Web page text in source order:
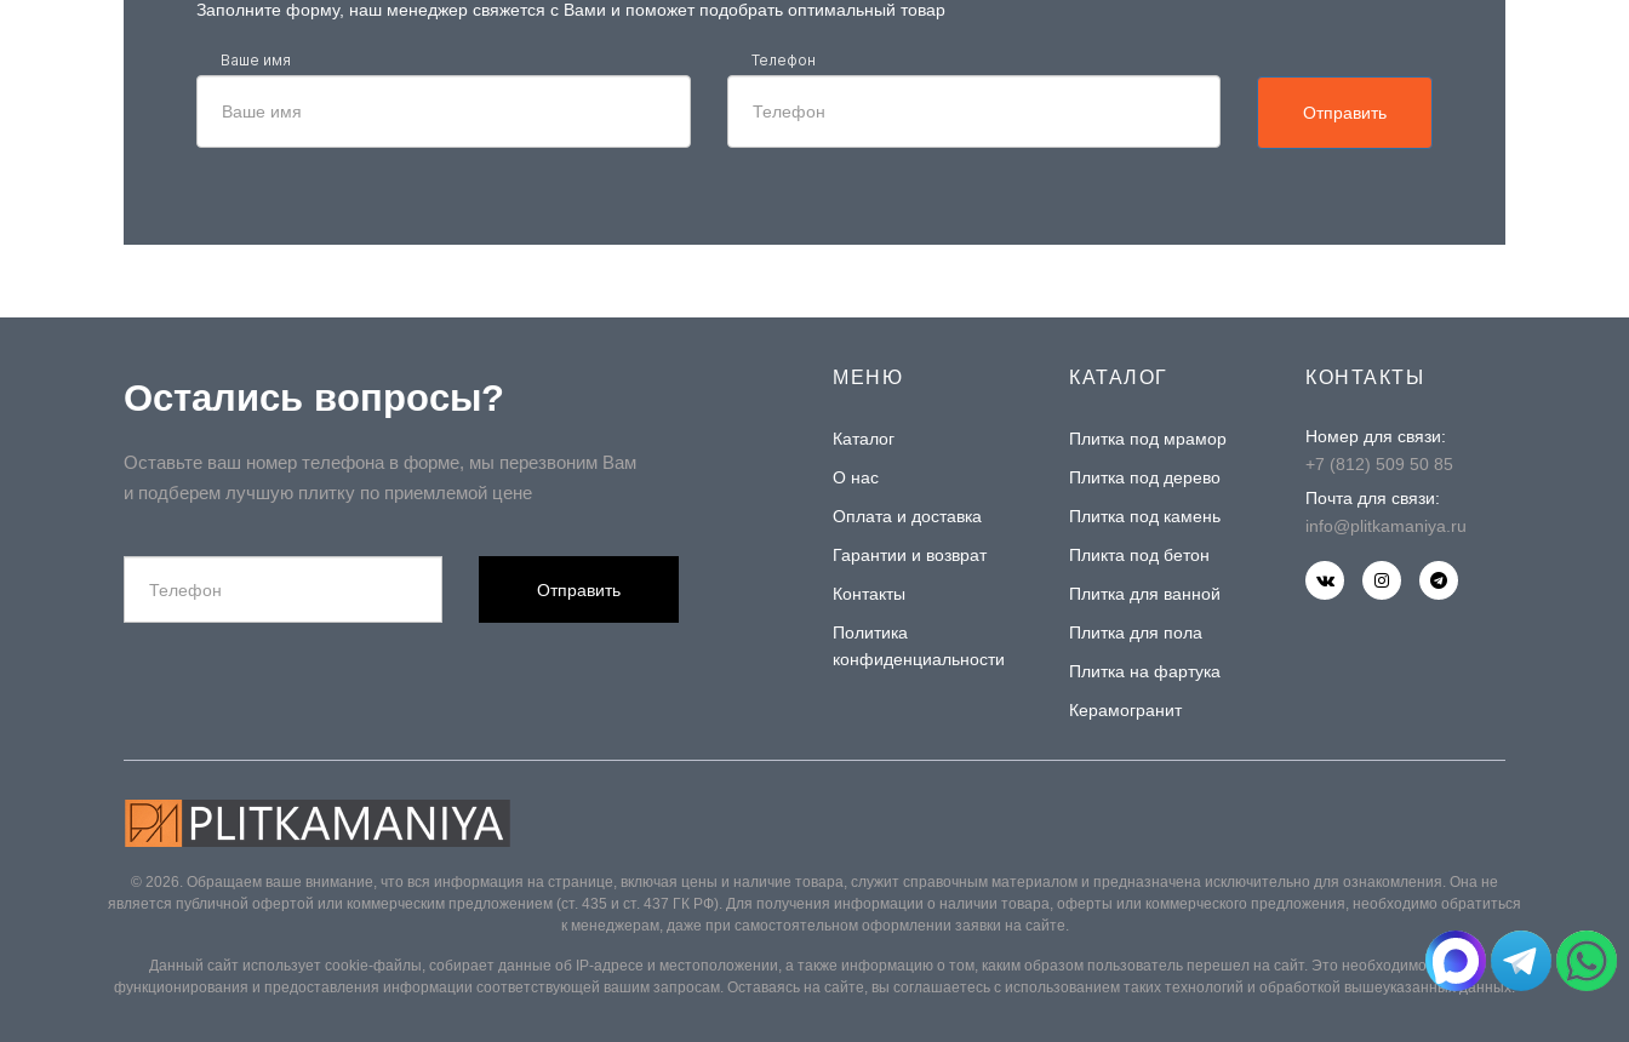
Заполните форму, наш менеджер свяжется с Вами и поможет подобрать оптимальный товар
Ваше имя Телефон
Отправить
Остались вопросы?
Оставьте ваш номер телефона в форме, мы перезвоним Вам
и подберем лучшую плитку по приемлемой цене
Отправить
МЕНЮ
Каталог
О нас
Оплата и доставка
Гарантии и возврат
Контакты
Политика
конфиденциальности
КАТАЛОГ
Плитка под мрамор
Плитка под дерево
Плитка под камень
Пликта под бетон
Плитка для ванной
Плитка для пола
Плитка на фартука
Керамогранит
КОНТАКТЫ
Номер для связи:
+7 (812) 509 50 85
Почта для связи:
info@plitkamaniya.ru
© 2026. Обращаем ваше внимание, что вся информация на странице, включая цены и наличие товара, служит справочным материалом и предназначена исключительно для ознакомления. Она не
является публичной офертой или коммерческим предложением (ст. 435 и ст. 437 ГК РФ). Для получения информации о наличии товара, оферты или коммерческого предложения, необходимо обратиться
к менеджерам, даже при самостоятельном оформлении заявки на сайте.
Данный сайт использует cookie-файлы, собирает данные об IP-адресе и местоположении, а также информацию о том, каким образом пользователь перешел на сайт. Это необходимо для его
функционирования и предоставления информации соответствующей вашим запросам. Оставаясь на сайте, вы соглашаетесь с использованием таких технологий и обработкой вышеуказанных данных.